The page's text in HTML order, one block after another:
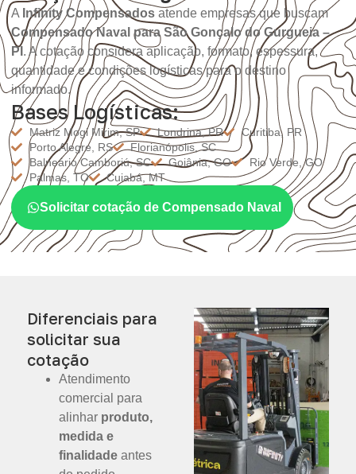
A Infinity Compensados atende empresas que buscam
Compensado Naval para São Gonçalo do Gurgueia –
PI . A cotação considera aplicação, formato, espessura,
quantidade e condições logísticas para o destino
informado.
Bases Logísticas:
Matriz Mogi Mirim, SP Londrina, PR
Curitiba, PR
Porto Alegre, RS
Florianópolis, SC
Balneário Camboriú, SC
Goiânia, GO
Rio Verde, GO
Palmas, TO
Cuiabá, MT
Solicitar cotação de Compensado Naval
Diferenciais para
solicitar sua
cotação
Atendimento
comercial para
alinhar produto,
medida e
finalidade antes